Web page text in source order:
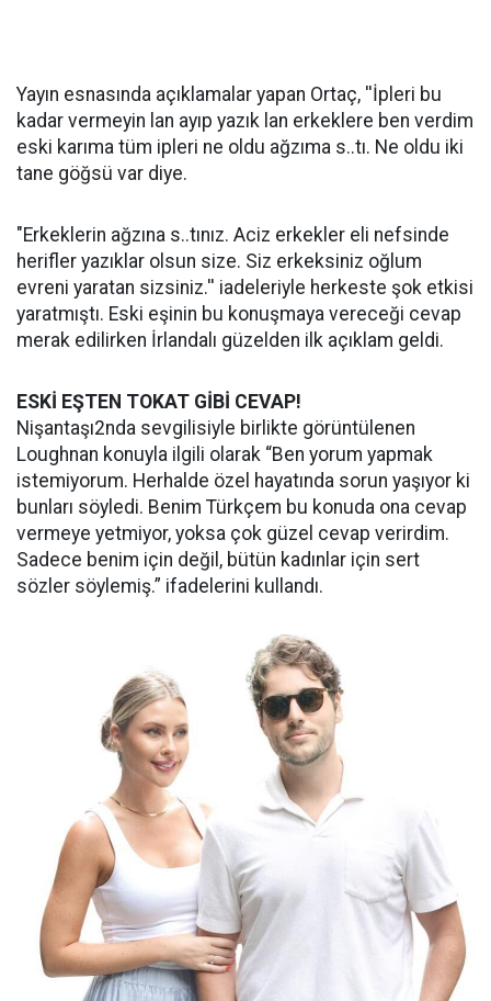
Yayın esnasında açıklamalar yapan Ortaç, ''İpleri bu
kadar vermeyin lan ayıp yazık lan erkeklere ben verdim
eski karıma tüm ipleri ne oldu ağzıma s..tı. Ne oldu iki
tane göğsü var diye.
"Erkeklerin ağzına s..tınız. Aciz erkekler eli nefsinde
herifler yazıklar olsun size. Siz erkeksiniz oğlum
evreni yaratan sizsiniz.'' iadeleriyle herkeste şok etkisi
yaratmıştı. Eski eşinin bu konuşmaya vereceği cevap
merak edilirken İrlandalı güzelden ilk açıklam geldi.
ESKİ EŞTEN TOKAT GİBİ CEVAP!
Nişantaşı2nda sevgilisiyle birlikte görüntülenen
Loughnan konuyla ilgili olarak “Ben yorum yapmak
istemiyorum. Herhalde özel hayatında sorun yaşıyor ki
bunları söyledi. Benim Türkçem bu konuda ona cevap
vermeye yetmiyor, yoksa çok güzel cevap verirdim.
Sadece benim için değil, bütün kadınlar için sert
sözler söylemiş.” ifadelerini kullandı.